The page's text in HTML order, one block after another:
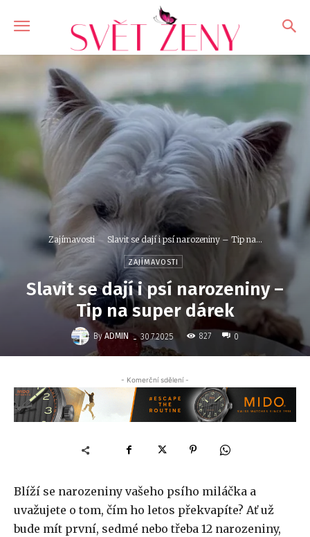
Zajímavosti Slavit se dají i psí narozeniny – Tip na...
ZAJÍMAVOSTI
Slavit se dají i psí narozeniny –
Tip na super dárek
By ADMIN - 30.7.2025 827 0
- Komerční sdělení -
Blíží se narozeniny vašeho psího miláčka a
uvažujete o tom, čím ho letos překvapíte? Ať už
bude mít první, sedmé nebo třeba 12 narozeniny,